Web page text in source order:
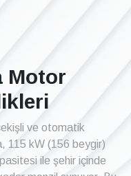
Motor
ve otomatik
115 kW (156 beygir)
ile şehir içinde